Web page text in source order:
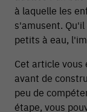
à laquelle les
s'amusent.
petits à eau,
Cet article vous
avant de
peu de
étape, vous